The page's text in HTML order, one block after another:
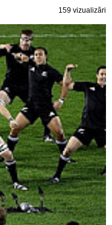
159 vizualizări